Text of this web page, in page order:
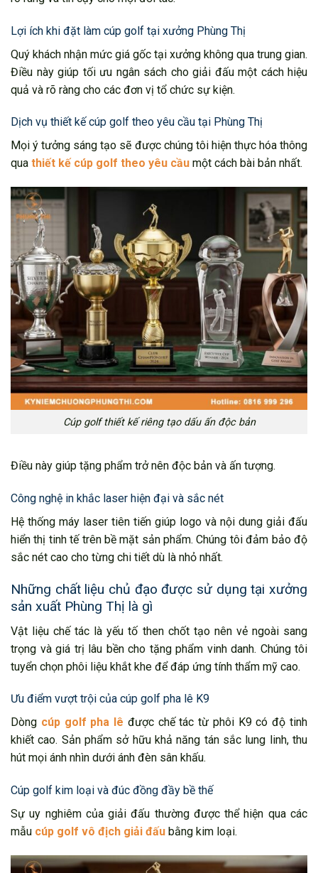
Lợi ích khi đặt làm cúp golf tại xưởng Phùng Thị
Quý khách nhận mức giá gốc tại xưởng không qua trung gian.
Điều này giúp tối ưu ngân sách cho giải đấu một cách hiệu
quả và rõ ràng cho các đơn vị tổ chức sự kiện.
Dịch vụ thiết kế cúp golf theo yêu cầu tại Phùng Thị
Mọi ý tưởng sáng tạo sẽ được chúng tôi hiện thực hóa thông
qua thiết kế cúp golf theo yêu cầu một cách bài bản nhất.
Cúp golf thiết kế riêng tạo dấu ấn độc bản
Điều này giúp tặng phẩm trở nên độc bản và ấn tượng.
Công nghệ in khắc laser hiện đại và sắc nét
Hệ thống máy laser tiên tiến giúp logo và nội dung giải đấu
hiển thị tinh tế trên bề mặt sản phẩm. Chúng tôi đảm bảo độ
sắc nét cao cho từng chi tiết dù là nhỏ nhất.
Những chất liệu chủ đạo được sử dụng tại xưởng
sản xuất Phùng Thị là gì
Vật liệu chế tác là yếu tố then chốt tạo nên vẻ ngoài sang
trọng và giá trị lâu bền cho tặng phẩm vinh danh. Chúng tôi
tuyển chọn phôi liệu khắt khe để đáp ứng tính thẩm mỹ cao.
Ưu điểm vượt trội của cúp golf pha lê K9
Dòng cúp golf pha lê được chế tác từ phôi K9 có độ tinh
khiết cao. Sản phẩm sở hữu khả năng tán sắc lung linh, thu
hút mọi ánh nhìn dưới ánh đèn sân khấu.
Cúp golf kim loại và đúc đồng đầy bề thế
Sự uy nghiêm của giải đấu thường được thể hiện qua các
mẫu cúp golf vô địch giải đấu bằng kim loại.